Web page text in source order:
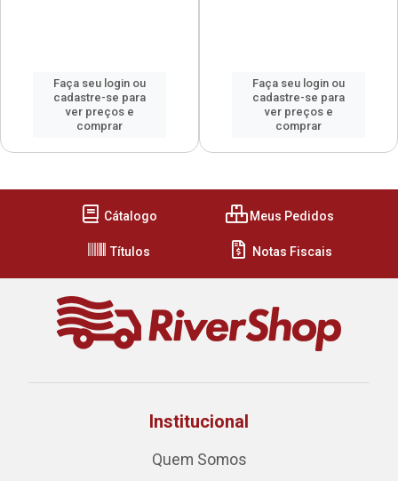
Faça seu login ou
cadastre-se para
ver preços e
comprar
Faça seu login ou
cadastre-se para
ver preços e
comprar
Cátalogo Meus Pedidos
Títulos Notas Fiscais
Institucional
Quem Somos